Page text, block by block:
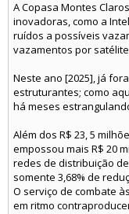
A Copasa Montes
inovadoras, como a
ruídos a possíveis
vazamentos por
Neste ano [2025], já
estruturantes; como
há meses
Além dos R$ 23, 5
empossou mais R$ 20
redes de distribuição
somente 3,68% de
O serviço de combate
em ritmo